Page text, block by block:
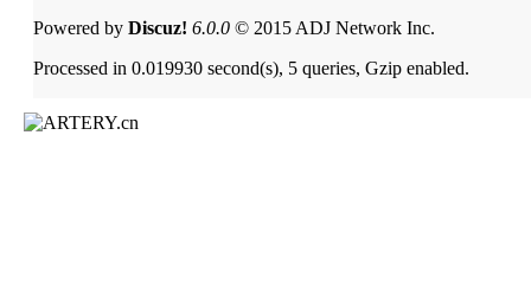
Powered by Discuz! 6.0.0 © 2015 ADJ Network Inc.
Processed in 0.019930 second(s), 5 queries, Gzip enabled.